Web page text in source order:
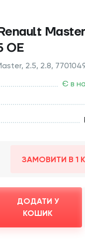
OE
2.5, 2.8,
Є в
ЗАМОВИТИ В 1
ДОДАТИ У
КОШИК